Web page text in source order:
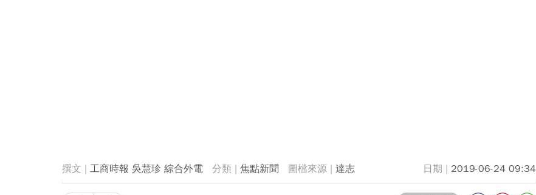
工商時報 吳慧珍 綜合外電 焦點新聞 達志 2019-06-24 09:34